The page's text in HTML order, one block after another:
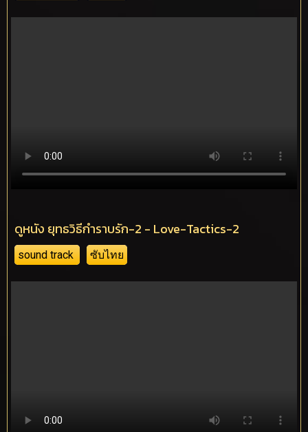
ดูหนัง ยุทธวิธีกำราบรัก-2 - Love-Tactics-2
sound track ซับไทย